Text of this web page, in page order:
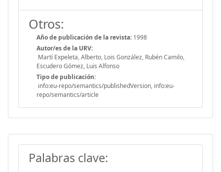
Otros:
Año de publicación de la revista: 1998
Autor/es de la URV:
Martí Expeleta, Alberto, Lois González, Rubén Camilo,
Escudero Gómez, Luis Alfonso
Tipo de publicación:
info:eu-repo/semantics/publishedVersion, info:eu-
repo/semantics/article
Palabras clave: